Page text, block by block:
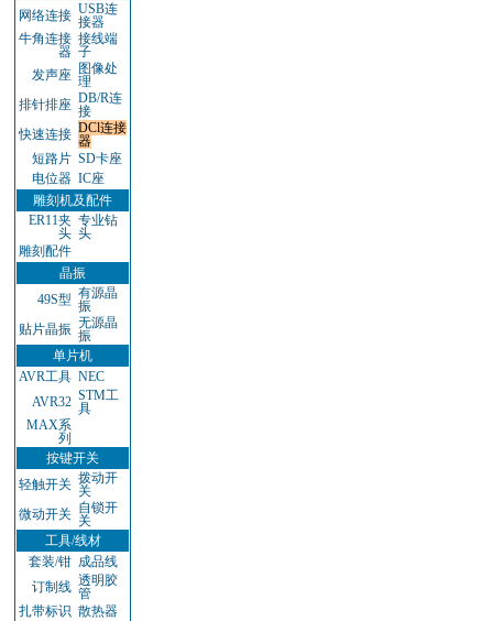
网络连接 USB连
接器
牛角连接
器
接线端
子
发声座 图像处
理
排针排座 DB/R连
接
快速连接 DCl连接
器
短路片 SD卡座
电位器 IC座
雕刻机及配件
ER11夹
头
专业钻
头
雕刻配件
晶振
49S型 有源晶
振
贴片晶振 无源晶
振
单片机
AVR工具 NEC
AVR32 STM工
具
MAX系
列
按键开关
轻触开关 拨动开
关
微动开关 自锁开
关
工具/线材
套装/钳 成品线
订制线 透明胶
管
扎带标识 散热器